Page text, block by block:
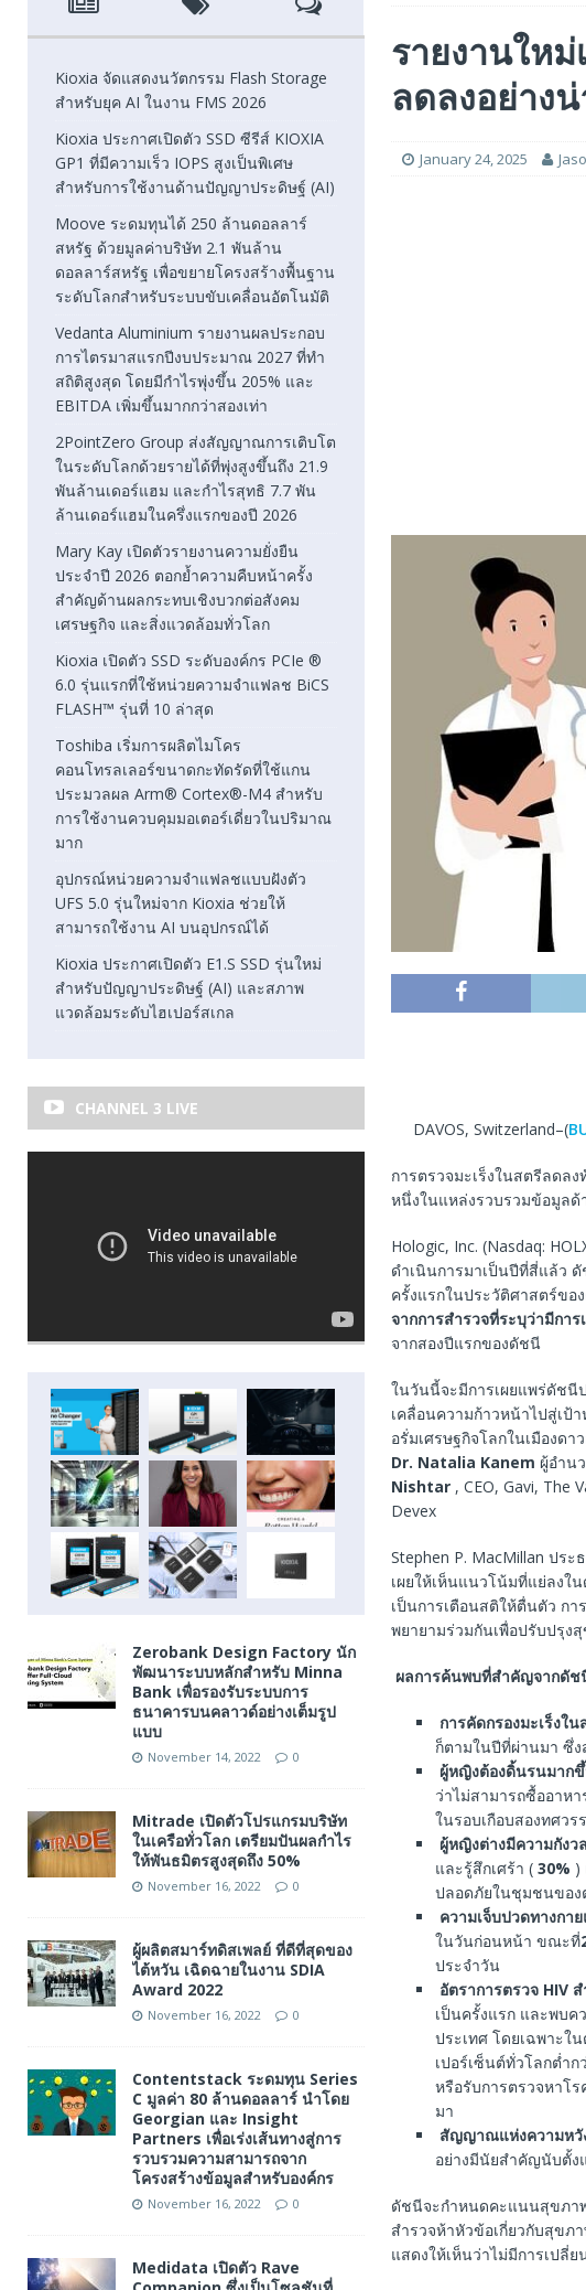
[ August 5, 2026 ] Moove ระดมทุนได้ 250 ล้านดอลลาร์สหรัฐ ด้วยมูลค่าบ
โลกสำหรับระบบขับเคลื่อนอัตโนมัติ
[ August 5, 2026 ]
Vedanta Aluminium รายงานผลประกอบการไตรมาส
EBITDA เพิ่มขึ้นมากกว่าสองเท่า
[ August 1, 2026 ] 2PointZero Group ส่งสัญญาณการเติบโตในระดับโลก
พันล้านเดอร์แฮมในครึ่งแรกของปี 2026
รายงานใหม่
ลดลงอย่าง
January 24, 2025
DAVOS, Switzerland–(
การตรวจมะเร็งในสตรีลดล
หนึ่งในแหล่งรวบรวมข้อมูล
Hologic, Inc. (Nasdaq:
ดำเนินการมาเป็นปีที่สี่แล้ว
ครั้งแรกในประวัติศาสตร์ขอ
จากการสำรวจที่ระบุว่ามีการ
จากสองปีแรกของดัชนี
ในวันนี้จะมีการเผยแพร่ดัชนี
เคลื่อนความก้าวหน้าไปสู่เป้
อรั่มเศรษฐกิจโลกในเมืองด
Dr. Natalia Kanem ผู้อำน
Nishtar, CEO, Gavi, The
Devex
Stephen P. MacMillan ปร
เผยให้เห็นแนวโน้มที่แย่ลงใ
เป็นการเตือนสติให้ตื่นตัว ก
พยายามร่วมกันเพื่อปรับปรุง
ผลการค้นพบที่สำคัญจากดัช
การคัดกรองมะเร็งใ
ก็ตามในปีที่ผ่านมา ซึ่ง
ผู้หญิงต้องดิ้นรนมาก
ว่าไม่สามารถซื้ออาห
ในรอบเกือบสองทศวร
ผู้หญิงต่างมีความกังว
และรู้สึกเศร้า ( 30% )
ปลอดภัยในชุมชนขอ
ความเจ็บปวดทางกา
ในวันก่อนหน้า ขณะที่
ประจำวัน
อัตราการตรวจ HIV
เป็นครั้งแรก และพบค
ประเทศ โดยเฉพาะใ
เปอร์เซ็นต์ทั่วโลกต่ำก
หรือรับการตรวจหาโ
มา
สัญญาณแห่งความหวั
อย่างมีนัยสำคัญนับตั้ง
ดัชนีจะกำหนดคะแนนสุขภา
สำรวจห้าหัวข้อเกี่ยวกับสุข
แสดงให้เห็นว่าไม่มีการเป
Kioxia จัดแสดงนวัตกรรม Flash Storage
สำหรับยุค AI ในงาน FMS 2026
Kioxia ประกาศเปิดตัว SSD ซีรีส์ KIOXIA
GP1 ที่มีความเร็ว IOPS สูงเป็นพิเศษ
สำหรับการใช้งานด้านปัญญาประดิษฐ์ (AI)
Moove ระดมทุนได้ 250 ล้านดอลลาร์
สหรัฐ ด้วยมูลค่าบริษัท 2.1 พันล้าน
ดอลลาร์สหรัฐ เพื่อขยายโครงสร้างพื้นฐาน
ระดับโลกสำหรับระบบขับเคลื่อนอัตโนมัติ
Vedanta Aluminium รายงานผลประกอบ
การไตรมาสแรกปีงบประมาณ 2027 ที่ทำ
สถิติสูงสุด โดยมีกำไรพุ่งขึ้น 205% และ
EBITDA เพิ่มขึ้นมากกว่าสองเท่า
2PointZero Group ส่งสัญญาณการเติบโต
ในระดับโลกด้วยรายได้ที่พุ่งสูงขึ้นถึง 21.9
พันล้านเดอร์แฮม และกำไรสุทธิ 7.7 พัน
ล้านเดอร์แฮมในครึ่งแรกของปี 2026
Mary Kay เปิดตัวรายงานความยั่งยืน
ประจำปี 2026 ตอกย้ำความคืบหน้าครั้ง
สำคัญด้านผลกระทบเชิงบวกต่อสังคม
เศรษฐกิจ และสิ่งแวดล้อมทั่วโลก
Kioxia เปิดตัว SSD ระดับองค์กร PCIe ®
6.0 รุ่นแรกที่ใช้หน่วยความจำแฟลช BiCS
FLASH™ รุ่นที่ 10 ล่าสุด
Toshiba เริ่มการผลิตไมโคร
คอนโทรลเลอร์ขนาดกะทัดรัดที่ใช้แกน
ประมวลผล Arm® Cortex®-M4 สำหรับ
การใช้งานควบคุมมอเตอร์เดี่ยวในปริมาณ
มาก
อุปกรณ์หน่วยความจำแฟลชแบบฝังตัว
UFS 5.0 รุ่นใหม่จาก Kioxia ช่วยให้
สามารถใช้งาน AI บนอุปกรณ์ได้
Kioxia ประกาศเปิดตัว E1.S SSD รุ่นใหม่
สำหรับปัญญาประดิษฐ์ (AI) และสภาพ
แวดล้อมระดับไฮเปอร์สเกล
CHANNEL 3 LIVE
Zerobank Design Factory นัก
พัฒนาระบบหลักสำหรับ Minna
Bank เพื่อรองรับระบบการ
ธนาคารบนคลาวด์อย่างเต็มรูป
แบบ
November 14, 2022 0
Mitrade เปิดตัวโปรแกรมบริษัท
ในเครือทั่วโลก เตรียมปันผลกำไร
ให้พันธมิตรสูงสุดถึง 50%
November 16, 2022 0
ผู้ผลิตสมาร์ทดิสเพลย์ ที่ดีที่สุดของ
ไต้หวัน เฉิดฉายในงาน SDIA
Award 2022
November 16, 2022 0
Contentstack ระดมทุน Series
C มูลค่า 80 ล้านดอลลาร์ นำโดย
Georgian และ Insight
Partners เพื่อเร่งเส้นทางสู่การ
รวบรวมความสามารถจาก
โครงสร้างข้อมูลสำหรับองค์กร
November 16, 2022 0
Medidata เปิดตัว Rave